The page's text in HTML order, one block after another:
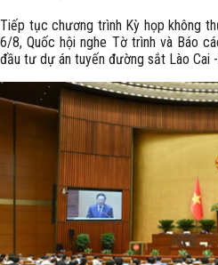
Tiếp tục chương trình Kỳ họp không
6/8, Quốc hội nghe Tờ trình và Báo
đầu tư dự án tuyến đường sắt Lào Cai